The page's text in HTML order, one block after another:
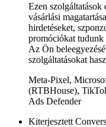
Ezen szolgáltatások
vásárlási
hirdetéseket,
promóciókat tudunk
Az Ön
szolgáltatásokat
Meta-Pixel,
(RTBHouse),
Ads Defender
Kiterjesztett